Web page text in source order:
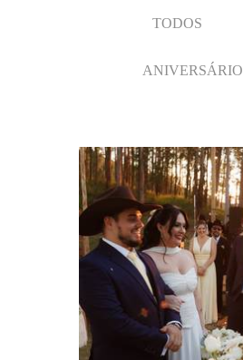
TODOS
ANIVERSÁRIO